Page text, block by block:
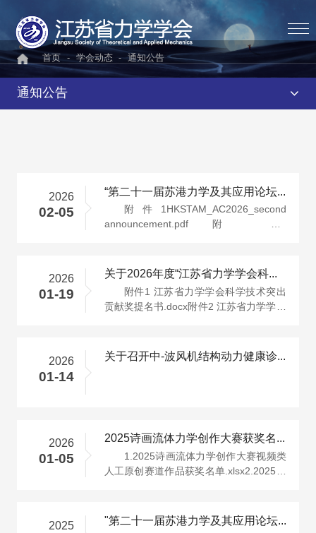
首页 - 学会动态 - 通知公告
通知公告
2026
02-05
“第二十一届苏港力学及其应用论坛”通知（第二号）
附件1HKSTAM_AC2026_second
announcement.pdf附件2
2026
01-19
关于2026年度“江苏省力学学会科学技术奖”提名工作的通知
附件1 江苏省力学学会科学技术突出
贡献奖提名书.docx附件2 江苏省力学学会
2026
01-14
关于召开中-波风机结构动力健康诊断技术论坛的通知
2026
01-05
2025诗画流体力学创作大赛获奖名单
1.2025诗画流体力学创作大赛视频类
人工原创赛道作品获奖名单.xlsx2.2025诗
2025 "第二十一届苏港力学及其应用论坛"通知（第一号）